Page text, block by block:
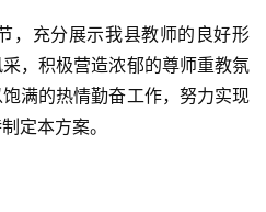
，充分展示我县教师的良好形
，积极营造浓郁的尊师重教氛
满的热情勤奋工作，努力实现
定本方案。